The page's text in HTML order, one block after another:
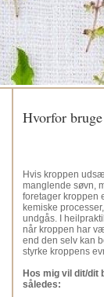
Hvorfor
Hvis kroppen
manglende søvn,
foretager kroppen
kemiske
undgås. I
når kroppen har
end den selv kan
styrke kroppens
Hos mig vil dit/dit
således: